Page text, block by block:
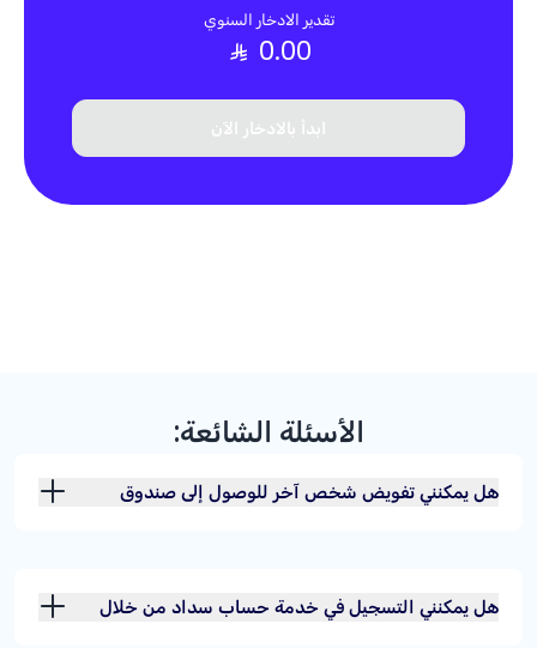
تقدير الادخار السنوي
0.00
ابدأ بالادخار الآن
الأسئلة الشائعة:
هل يمكنني تفويض شخص آخر للوصول إلى صندوق
هل يمكنني التسجيل في خدمة حساب سداد من خلال